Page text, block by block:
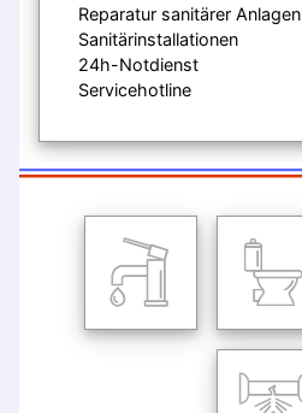
Reparatur sanitärer Anlagen
Sanitärinstallationen
24h-Notdienst
Servicehotline